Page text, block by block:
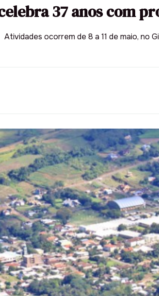
37 anos com
Atividades ocorrem de 8 a 11 de maio, no